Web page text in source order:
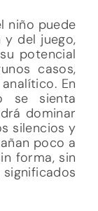
niño puede
del juego,
potencial
casos,
En
se sienta
dominar
silencios y
poco a
forma, sin